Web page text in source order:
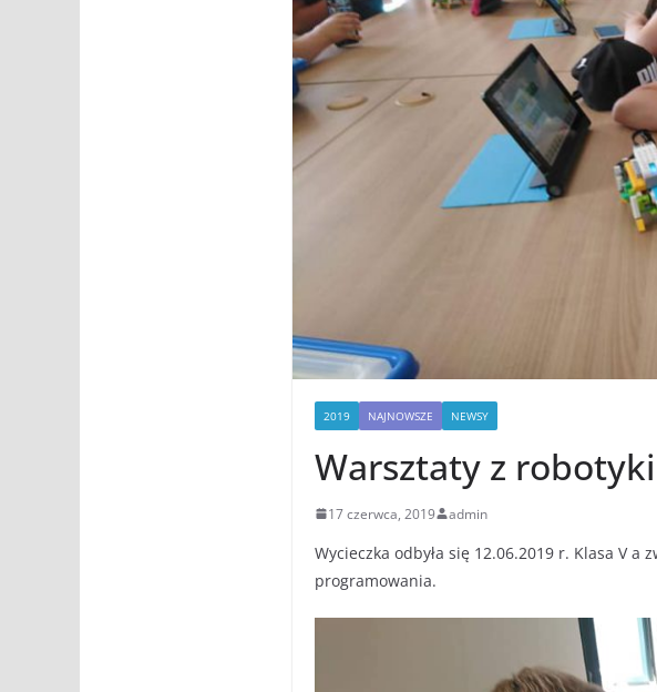
2019 NAJNOWSZE NEWSY
Warsztaty z
17 czerwca, 2019 admin
Wycieczka odbyła się 12.06.2019 r. Klasa V a
programowania.